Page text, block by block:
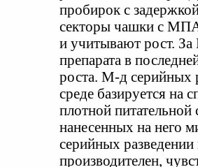
пробирок с
секторы чашки с
и учитывают рост.
препарата в
роста. М-д серийных
среде базируется на
плотной питательной
нанесенных на него
серийных
производителен,